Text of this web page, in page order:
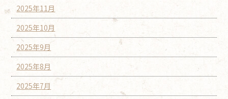
2025年11月
2025年10月
2025年9月
2025年8月
2025年7月